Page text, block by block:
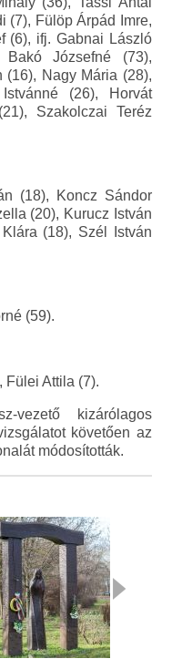
(7), Fülöp Árpád Imre,
(6), ifj. Gabnai László
Józsefné (73),
(16), Nagy Mária (28),
(26), Horvát
Szakolczai Teréz
(18), Koncz Sándor
(20), Kurucz István
(18), Szél István
(59).
Fülei Attila (7).
vezető kizárólagos
követően az
módosították.